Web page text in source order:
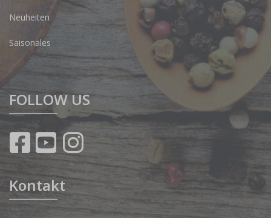
Neuheiten
Saisonales
FOLLOW US
Kontakt